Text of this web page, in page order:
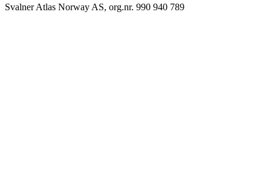
Svalner Atlas Norway AS, org.nr. 990 940 789